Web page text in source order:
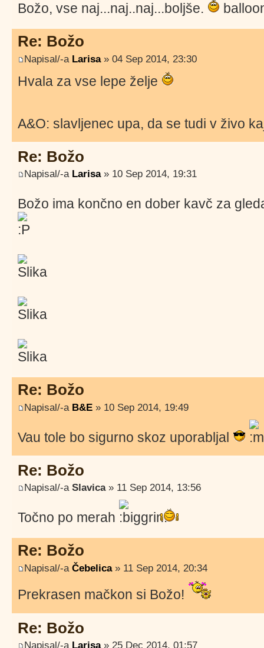
Božo, vse naj...naj..naj...boljše.
Re: Božo
Napisal/-a Larisa» 04 Sep 2014, 23:30
Hvala za vse lepe želje
A&O: slavljenec upa, da se tudi v živo
Re: Božo
Napisal/-a Larisa» 10 Sep 2014, 19:31
Božo ima končno en dober kavč za
Re: Božo
Napisal/-a B&E » 10 Sep 2014, 19:49
Vau tole bo sigurno skoz uporabljal
Re: Božo
Napisal/-a Slavica» 11 Sep 2014, 13:56
Točno po merah
Re: Božo
Napisal/-a Čebelica» 11 Sep 2014, 20:34
Prekrasen mačkon si Božo!
Re: Božo
Napisal/-a Larisa» 25 Dec 2014, 01:57